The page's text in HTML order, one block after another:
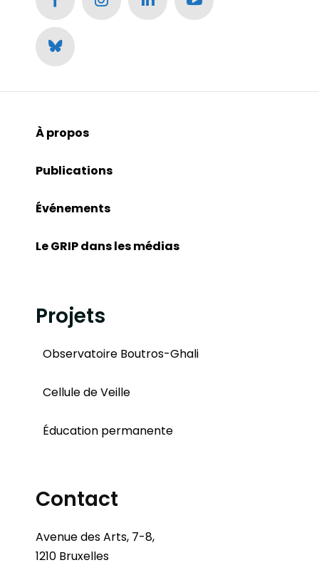
À propos
Publications
Événements
Le GRIP dans les médias
Projets
Observatoire Boutros-Ghali
Cellule de Veille
Éducation permanente
Contact
Avenue des Arts, 7-8,
1210 Bruxelles